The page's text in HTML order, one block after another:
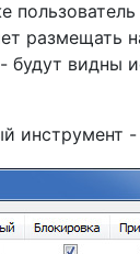
размещать
будут видны
инструмент